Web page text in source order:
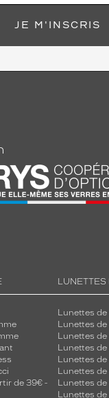
JE M'INSCRIS
de 39€ -
Lunettes de
Lunettes
Lunettes
Lunettes
Lunettes
Lunettes
Lunettes de
Lunettes de